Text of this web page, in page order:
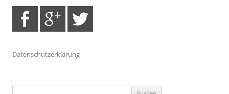
Datenschutzerklärung